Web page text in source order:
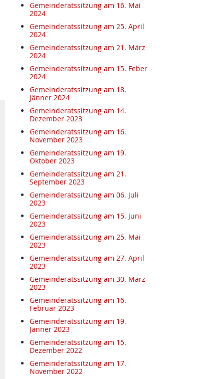
Gemeinderatssitzung am 16. Mai
2024
Gemeinderatssitzung am 25. April
2024
Gemeinderatssitzung am 21. März
2024
Gemeinderatssitzung am 15. Feber
2024
Gemeinderatssitzung am 18.
Jänner 2024
Gemeinderatssitzung am 14.
Dezember 2023
Gemeinderatssitzung am 16.
November 2023
Gemeinderatssitzung am 19.
Oktober 2023
Gemeinderatssitzung am 21.
September 2023
Gemeinderatssitzung am 06. Juli
2023
Gemeinderatssitzung am 15. Juni
2023
Gemeinderatssitzung am 25. Mai
2023
Gemeinderatssitzung am 27. April
2023
Gemeinderatssitzung am 30. März
2023
Gemeinderatssitzung am 16.
Februar 2023
Gemeinderatssitzung am 19.
Jänner 2023
Gemeinderatssitzung am 15.
Dezember 2022
Gemeinderatssitzung am 17.
November 2022